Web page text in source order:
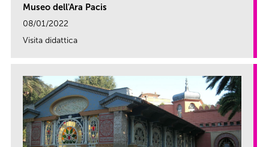
Museo dell'Ara Pacis
08/01/2022
Visita didattica